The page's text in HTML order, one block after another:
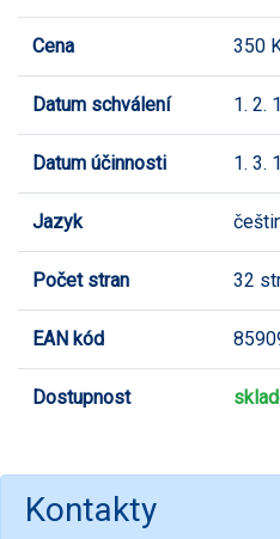
Cena 350
Datum schválení 1. 2.
Datum účinnosti 1. 3.
Jazyk
Počet stran 32
EAN kód
Dostupnost
Kontakty